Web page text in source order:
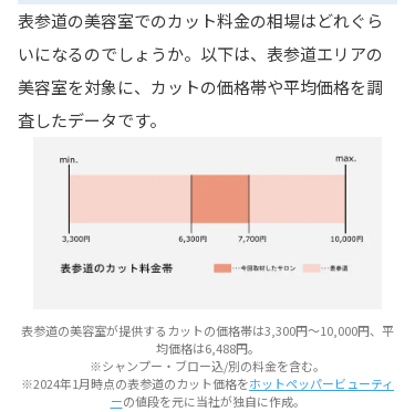
表参道の美容室でのカット料金の相場はどれぐら
いになるのでしょうか。以下は、表参道エリアの
美容室を対象に、カットの価格帯や平均価格を調
査したデータです。
表参道の美容室が提供するカットの価格帯は3,300円〜10,000円、平
均価格は6,488円。
※シャンプー・ブロー込/別の料金を含む。
※2024年1月時点の表参道のカット価格をホットペッパービューティ
ーの値段を元に当社が独自に作成。